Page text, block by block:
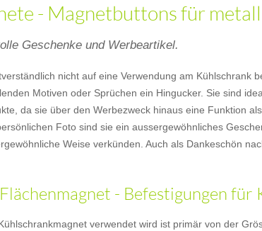
- Magnetbuttons für
Geschenke und Werbeartikel.
nicht auf eine Verwendung am
Motiven oder Sprüchen ein Hingucker. Sie sind
da sie über den Werbezweck hinaus eine Funktion
Foto sind sie ein aussergewöhnliches
Weise verkünden. Auch als Dankeschön
- Befestigungen für
verwendet wird ist primär von der